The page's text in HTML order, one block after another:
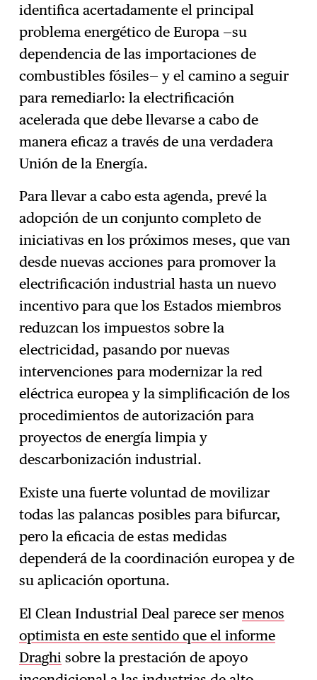
identifica acertadamente el principal
problema energético de Europa —su
dependencia de las importaciones de
combustibles fósiles— y el camino a seguir
para remediarlo: la electrificación
acelerada que debe llevarse a cabo de
manera eficaz a través de una verdadera
Unión de la Energía.
Para llevar a cabo esta agenda, prevé la
adopción de un conjunto completo de
iniciativas en los próximos meses, que van
desde nuevas acciones para promover la
electrificación industrial hasta un nuevo
incentivo para que los Estados miembros
reduzcan los impuestos sobre la
electricidad, pasando por nuevas
intervenciones para modernizar la red
eléctrica europea y la simplificación de los
procedimientos de autorización para
proyectos de energía limpia y
descarbonización industrial.
Existe una fuerte voluntad de movilizar
todas las palancas posibles para bifurcar,
pero la eficacia de estas medidas
dependerá de la coordinación europea y de
su aplicación oportuna.
El Clean Industrial Deal parece sermenos
optimista en este sentido que el informe
Draghi sobre la prestación de apoyo